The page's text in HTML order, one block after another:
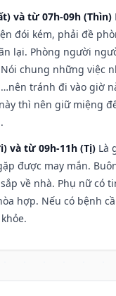
và từ 07h-09h (Thìn)
đói kém, phải đề
lại. Phòng người
chung những việc
tránh đi vào giờ
thì nên giữ miệng
và từ 09h-11h (Tị) Là
được may mắn.
về nhà. Phụ nữ có
hợp. Nếu có bệnh